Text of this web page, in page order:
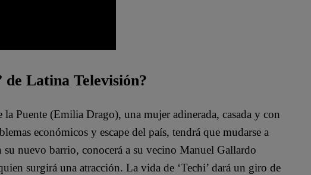
de Latina Televisión?
Puente (Emilia Drago), una mujer adinerada, casada y con
económicos y escape del país, tendrá que mudarse a
nuevo barrio, conocerá a su vecino Manuel Gallardo
surgirá una atracción. La vida de ‘Techi’ dará un giro de